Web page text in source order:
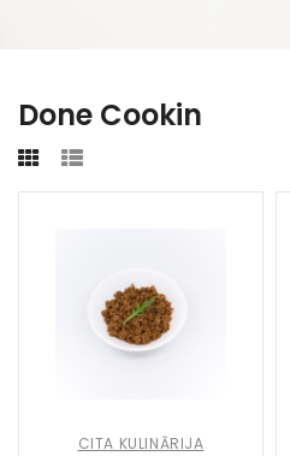
Done Cookin
CITA KULINĀRIJA